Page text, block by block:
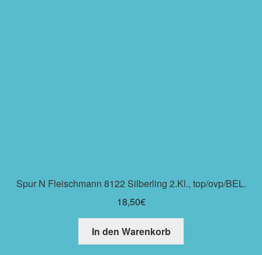
Spur N Fleischmann 8122 Silberling 2.Kl., top/ovp/BEL.
18,50€
In den Warenkorb